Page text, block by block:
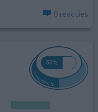
0 reacties